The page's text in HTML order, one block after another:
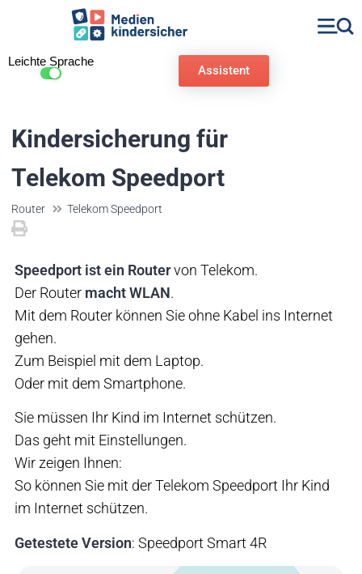
Leichte Sprache
Assistent
Kindersicherung für
Telekom Speedport
Router Telekom Speedport
Speedport ist ein Routervon Telekom.
Der Router macht WLAN.
Mit dem Router können Sie ohne Kabel ins Internet
gehen.
Zum Beispiel mit dem Laptop.
Oder mit dem Smartphone.
Sie müssen Ihr Kind im Internet schützen.
Das geht mit Einstellungen.
Wir zeigen Ihnen:
So können Sie mit der Telekom Speedport Ihr Kind
im Internet schützen.
Getestete Version: Speedport Smart 4R